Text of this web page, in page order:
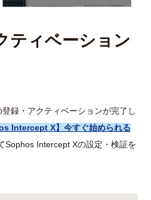
ティベーション
録・アクティベーションが完了し
Intercept X】今すぐ始められる
Sophos Intercept Xの設定・検証を